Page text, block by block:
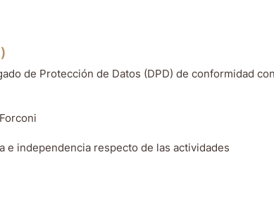
de Protección de Datos (DPD) de conformidad con
e independencia respecto de las actividades